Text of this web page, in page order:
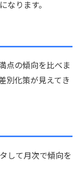
なります。
点の傾向を比べま
別化策が見えてき
して月次で傾向を